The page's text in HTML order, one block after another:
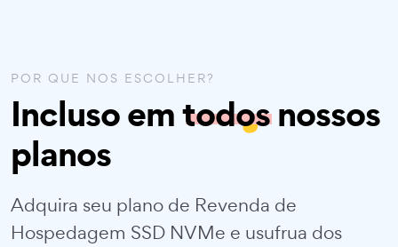
POR QUE NOS ESCOLHER?
Incluso emtodosnossos
planos
Adquira seu plano de Revenda de
Hospedagem SSD NVMe e usufrua dos